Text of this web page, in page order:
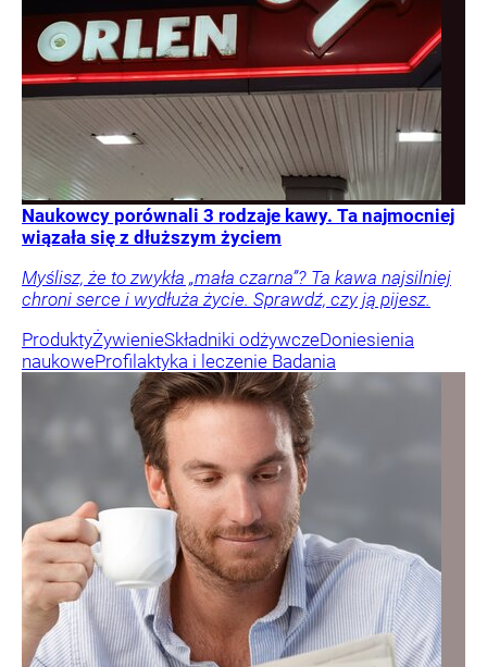
Naukowcy porównali 3 rodzaje kawy. Ta najmocniej
wiązała się z dłuższym życiem
Myślisz, że to zwykła „mała czarna”? Ta kawa najsilniej
chroni serce i wydłuża życie. Sprawdź, czy ją pijesz.
ProduktyŻywienieSkładniki odżywczeDoniesienia
naukoweProfilaktyka i leczenie Badania